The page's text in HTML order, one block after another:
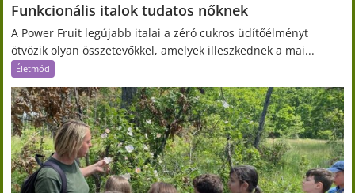
Funkcionális italok tudatos nőknek
A Power Fruit legújabb italai a zéró cukros üdítőélményt
ötvözik olyan összetevőkkel, amelyek illeszkednek a mai...
Életmód